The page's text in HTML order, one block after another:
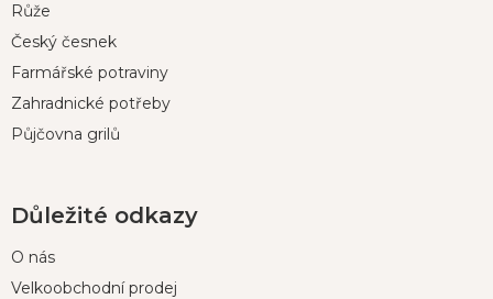
Růže
Český česnek
Farmářské potraviny
Zahradnické potřeby
Půjčovna grilů
Důležité odkazy
O nás
Velkoobchodní prodej